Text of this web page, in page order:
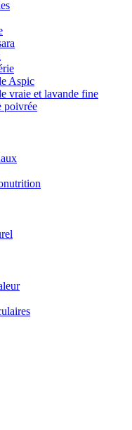
Aspic
vraie et lavande fine
poivrée